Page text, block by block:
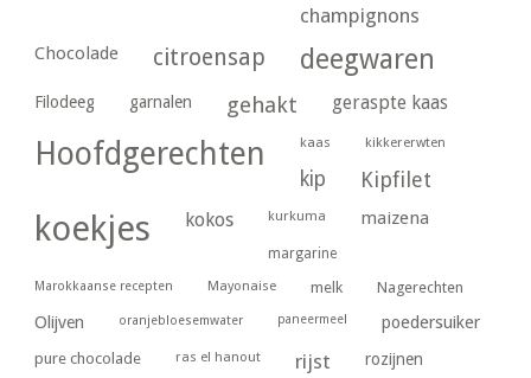
champignons
Chocolade citroensap deegwaren
Filodeeg garnalen gehakt geraspte kaas
Hoofdgerechten kaas kikkererwten
kip Kipfilet
koekjes kokos kurkuma maizena
margarine
Marokkaanse recepten Mayonaise melk Nagerechten
Olijven oranjebloesemwater paneermeel poedersuiker
pure chocolade ras el hanout rijst rozijnen